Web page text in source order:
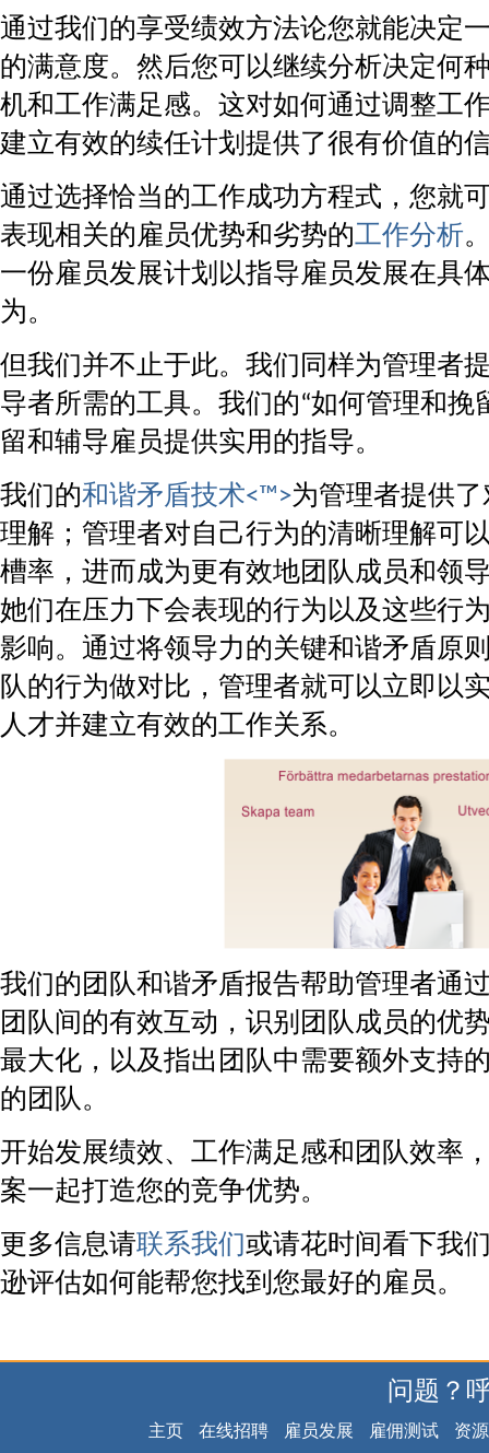
通过我们的享受绩效方法论您就能决定
的满意度。然后您可以继续分析决定何
机和工作满足感。这对如何通过调整工
建立有效的续任计划提供了很有价值的
通过选择恰当的工作成功方程式，您就
表现相关的雇员优势和劣势的工作分析
一份雇员发展计划以指导雇员发展在具
为。
但我们并不止于此。我们同样为管理者
导者所需的工具。我们的“如何管理和挽
留和辅导雇员提供实用的指导。
我们的和谐矛盾技术<™>为管理者提供
理解；管理者对自己行为的清晰理解可
槽率，进而成为更有效地团队成员和领
她们在压力下会表现的行为以及这些行
影响。通过将领导力的关键和谐矛盾原
队的行为做对比，管理者就可以立即以
人才并建立有效的工作关系。
我们的团队和谐矛盾报告帮助管理者通
团队间的有效互动，识别团队成员的优
最大化，以及指出团队中需要额外支持
的团队。
开始发展绩效、工作满足感和团队效率
案一起打造您的竞争优势。
更多信息请联系我们 或请花时间看下我
逊评估如何能帮您找到您最好的雇员。
问题？
主页 在线招聘 雇员发展 雇佣测试 资源